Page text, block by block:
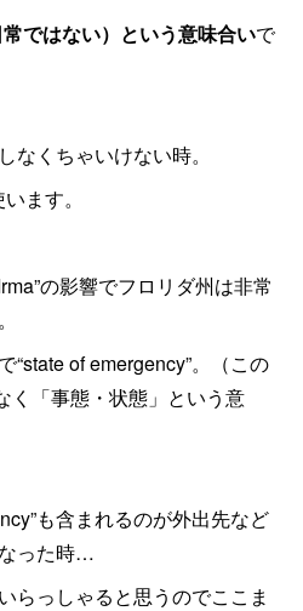
ではない）という意味合いで
なくちゃいけない時。
ます。
の影響でフロリダ州は非常
“state of emergency”。（この
く「事態・状態」という意
も含まれるのが外出先など
った時…
らっしゃると思うのでここま